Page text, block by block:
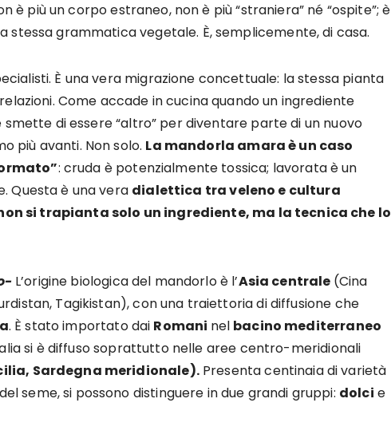
è più un corpo estraneo, non è più “straniera” né “ospite”; è
stessa grammatica vegetale. È, semplicemente, di casa.
È una vera migrazione concettuale: la stessa pianta
Come accade in cucina quando un ingrediente
di essere “altro” per diventare parte di un nuovo
più avanti. Non solo. La mandorla amara è un caso
: cruda è potenzialmente tossica; lavorata è un
Questa è una vera dialettica tra veleno e cultura
si trapianta solo un ingrediente, ma la tecnica che lo
L’origine biologica del mandorlo è l’Asia centrale (Cina
Tagikistan), con una traiettoria di diffusione che
. È stato importato dai Romani nel bacino mediterraneo
si è diffuso soprattutto nelle aree centro-meridionali
Sardegna meridionale).Presenta centinaia di varietà
seme, si possono distinguere in due grandi gruppi: dolci e